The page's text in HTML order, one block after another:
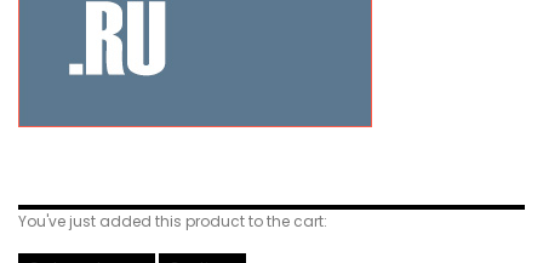
You've just added this product to the cart: